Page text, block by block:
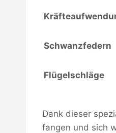
Schwanzfedern
Flügelschläge
Dank dieser
fangen und sich